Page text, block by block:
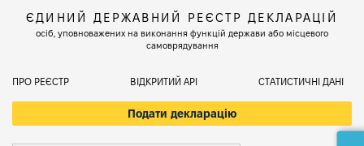
ЄДИНИЙ ДЕРЖАВНИЙ РЕЄСТР ДЕКЛАРАЦІЙ
осіб, уповноважених на виконання функцій держави або місцевого
самоврядування
ПРО РЕЄСТР ВІДКРИТИЙ АРІ СТАТИСТИЧНІ ДАНІ
Подати декларацію